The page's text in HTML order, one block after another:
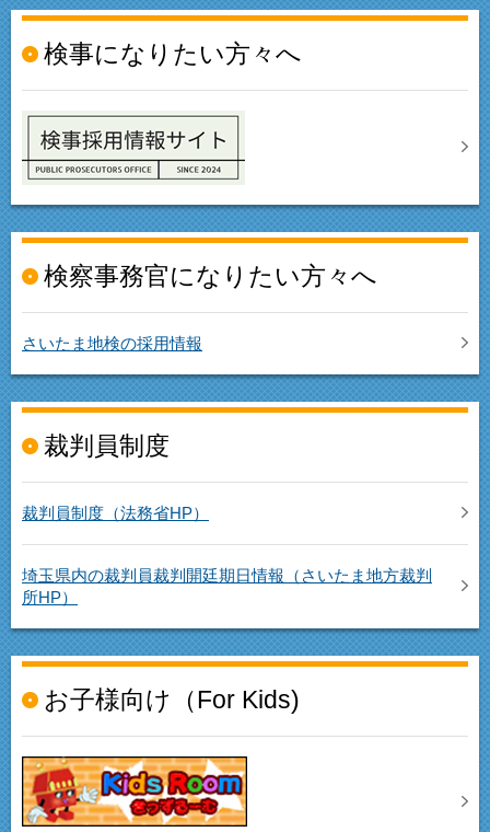
検事になりたい方々へ
検察事務官になりたい方々へ
さいたま地検の採用情報
裁判員制度
裁判員制度（法務省HP）
埼玉県内の裁判員裁判開廷期日情報（さいたま地方裁判
所HP）
お子様向け（For Kids)